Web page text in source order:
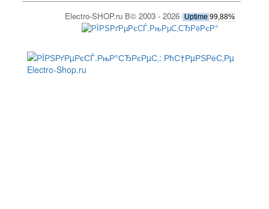
Electro-SHOP.ru В© 2003 - 2026